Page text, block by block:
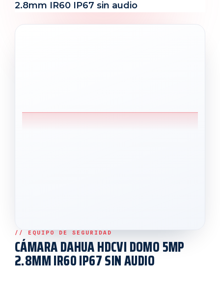
2.8mm IR60 IP67 sin audio
CÁMARA DAHUA HDCVI DOMO 5MP
2.8MM IR60 IP67 SIN AUDIO